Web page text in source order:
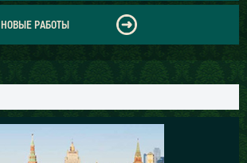
НОВЫЕ РАБОТЫ